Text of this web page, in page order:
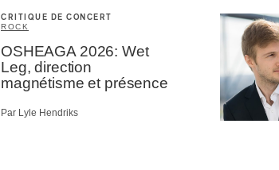
CRITIQUE DE CONCERT
ROCK
OSHEAGA 2026: Wet
Leg, direction
magnétisme et présence
Par Lyle Hendriks